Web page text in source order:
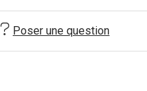
Poser une question